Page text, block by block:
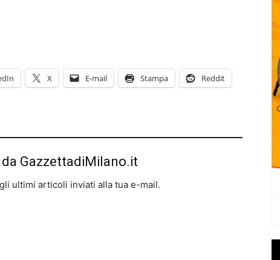
X E-mail Stampa Reddit
da GazzettadiMilano.it
ultimi articoli inviati alla tua e-mail.